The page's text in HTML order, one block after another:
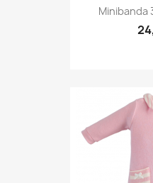
Minibanda